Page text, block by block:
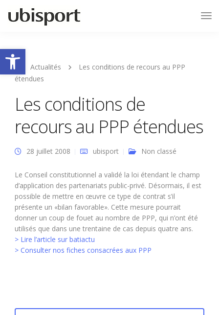
Ouvrir la barre d’outils
Actualités
Les conditions de recours au PPP
étendues
Les conditions de
recours au PPP étendues
28 juillet 2008 ubisport Non classé
Le Conseil constitutionnel a validé la loi étendant le champ
d’application des partenariats public-privé. Désormais, il est
possible de mettre en œuvre ce type de contrat s’il
présente un «bilan favorable». Cette mesure pourrait
donner un coup de fouet au nombre de PPP, qui n’ont été
utilisés que dans une trentaine de cas depuis quatre ans.
> Lire l’article sur batiactu
> Consulter nos fiches consacrées aux PPP